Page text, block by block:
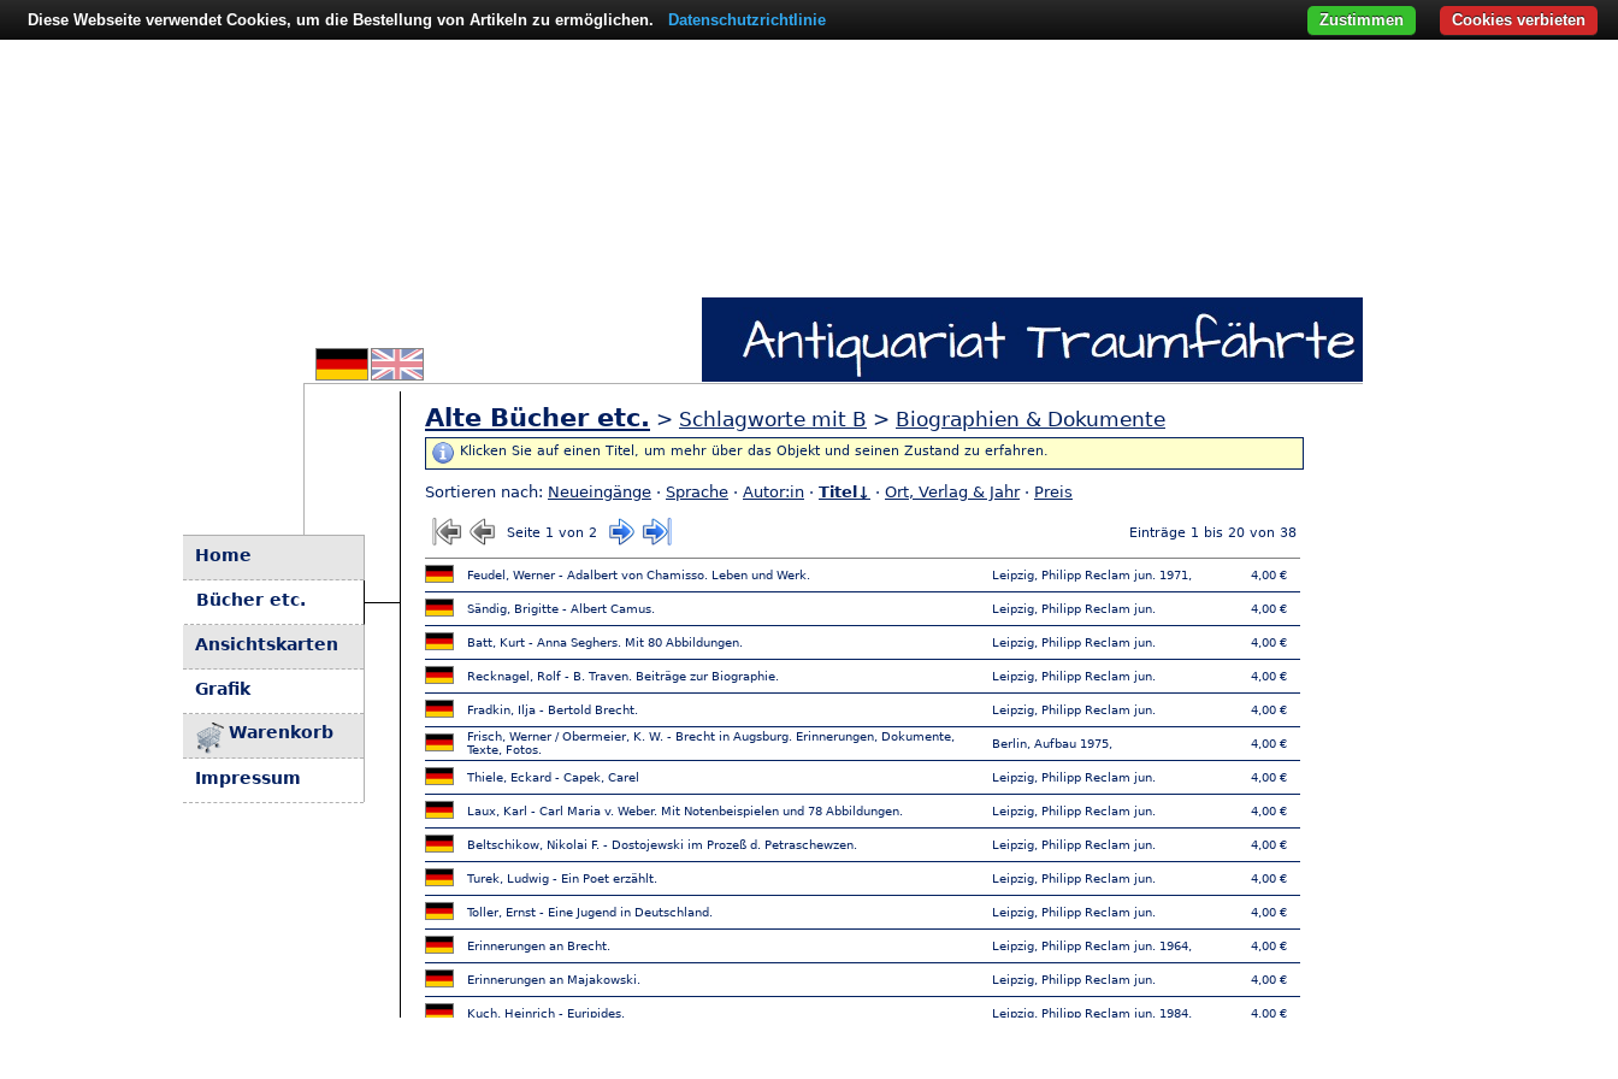
Home
Bücher etc.
Ansichtskarten
Grafik
Warenkorb
Impressum
Alte Bücher etc. > Schlagworte mit B > Biographien & Dokumente
Klicken Sie auf einen Titel, um mehr über das Objekt und seinen Zustand zu erfahren.
Sortieren nach: Neueingänge · Sprache · Autor:in · Titel↓ · Ort, Verlag & Jahr· Preis
Seite 1 von 2 Einträge 1 bis 20 von 38
Feudel, Werner - Adalbert von Chamisso. Leben und Werk. Leipzig, Philipp Reclam jun. 1971, 4,00 €
Sändig, Brigitte - Albert Camus. Leipzig, Philipp Reclam jun. 4,00 €
Batt, Kurt - Anna Seghers. Mit 80 Abbildungen. Leipzig, Philipp Reclam jun. 4,00 €
Recknagel, Rolf - B. Traven. Beiträge zur Biographie. Leipzig, Philipp Reclam jun. 4,00 €
Fradkin, Ilja - Bertold Brecht. Leipzig, Philipp Reclam jun.
4,00 €
Frisch, Werner / Obermeier, K. W. - Brecht in Augsburg. Erinnerungen, Dokumente,
Texte, Fotos.
Berlin, Aufbau 1975, 4,00 €
Thiele, Eckard - Capek, Carel Leipzig, Philipp Reclam jun. 4,00 €
Laux, Karl - Carl Maria v. Weber. Mit Notenbeispielen und 78 Abbildungen. Leipzig, Philipp Reclam jun. 4,00 €
Beltschikow, Nikolai F. - Dostojewski im Prozeß d. Petraschewzen. Leipzig, Philipp Reclam jun. 4,00 €
Turek, Ludwig - Ein Poet erzählt. Leipzig, Philipp Reclam jun. 4,00 €
Toller, Ernst - Eine Jugend in Deutschland. Leipzig, Philipp Reclam jun. 4,00 €
Erinnerungen an Brecht. Leipzig, Philipp Reclam jun. 1964, 4,00 €
Erinnerungen an Majakowski. Leipzig, Philipp Reclam jun. 4,00 €
Kuch, Heinrich - Euripides. Leipzig, Philipp Reclam jun. 1984,
4,00 €
Diese Webseite verwendet Cookies, um die Bestellung von Artikeln zu ermöglichen. Datenschutzrichtlinie Cookies verbieten
Zustimmen